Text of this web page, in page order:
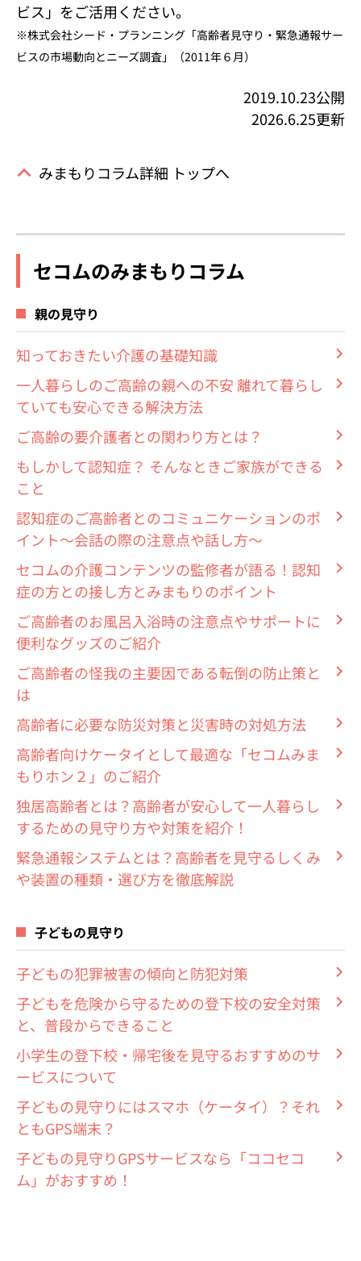
ビス」をご活用ください。
※株式会社シード・プランニング「高齢者見守り・緊急通報サー
ビスの市場動向とニーズ調査」（2011年６月）
2019.10.23公開
2026.6.25更新
みまもりコラム詳細 トップへ
セコムのみまもりコラム
親の見守り
知っておきたい介護の基礎知識
一人暮らしのご高齢の親への不安 離れて暮らし
ていても安心できる解決方法
ご高齢の要介護者との関わり方とは？
もしかして認知症？ そんなときご家族ができる
こと
認知症のご高齢者とのコミュニケーションのポ
イント～会話の際の注意点や話し方～
セコムの介護コンテンツの監修者が語る！認知
症の方との接し方とみまもりのポイント
ご高齢者のお風呂入浴時の注意点やサポートに
便利なグッズのご紹介
ご高齢者の怪我の主要因である転倒の防止策と
は
高齢者に必要な防災対策と災害時の対処方法
高齢者向けケータイとして最適な「セコムみま
もりホン２」のご紹介
独居高齢者とは？高齢者が安心して一人暮らし
するための見守り方や対策を紹介！
緊急通報システムとは？高齢者を見守るしくみ
や装置の種類・選び方を徹底解説
子どもの見守り
子どもの犯罪被害の傾向と防犯対策
子どもを危険から守るための登下校の安全対策
と、普段からできること
小学生の登下校・帰宅後を見守るおすすめのサ
ービスについて
子どもの見守りにはスマホ（ケータイ）？それ
ともGPS端末？
子どもの見守りGPSサービスなら「ココセコ
ム」がおすすめ！